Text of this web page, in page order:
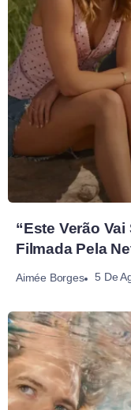
“Este Verão
Filmada Pela
Aimée Borges 5 De